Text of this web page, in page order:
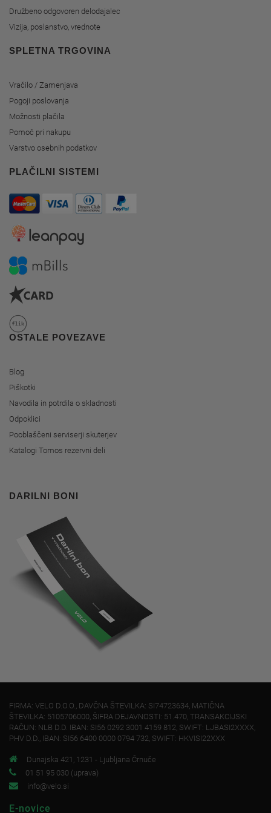
Družbeno odgovoren delodajalec
Vizija, poslanstvo, vrednote
SPLETNA TRGOVINA
Vračilo / Zamenjava
Pogoji poslovanja
Možnosti plačila
Pomoč pri nakupu
Varstvo osebnih podatkov
PLAČILNI SISTEMI
OSTALE POVEZAVE
Blog
Piškotki
Navodila in potrdila o skladnosti
Odpoklici
Pooblaščeni serviserji skuterjev
Katalogi Tomos rezervni deli
DARILNI BONI
FIRMA: VELO D.O.O., DAVČNA ŠTEVILKA: SI74723634, MATIČNA
ŠTEVILKA: 5105706000, ŠIFRA DEJAVNOSTI: 51.470, TRANSAKCIJSKI
RAČUN: NLB D.D. IBAN: SI56 0292 3001 4159 812, SWIFT: LJBASI2XXXX,
PHV D.D., IBAN: SI56 6400 0000 0794 732, SWIFT: HKVISI22XXX
Dunajska 421, 1231 - Ljubljana Črnuče
01 51 95 030 (uprava)
info@velo.si
E-novice